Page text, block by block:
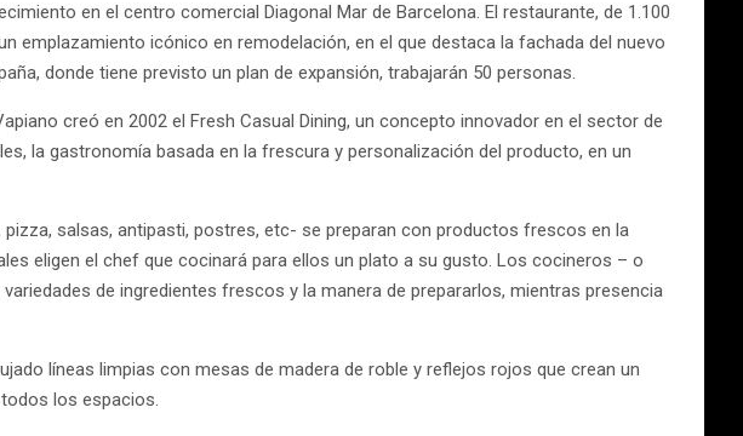
en el centro comercial Diagonal Mar de Barcelona. El restaurante, de 1.100
emplazamiento icónico en remodelación, en el que destaca la fachada del nuevo
donde tiene previsto un plan de expansión, trabajarán 50 personas.
creó en 2002 el Fresh Casual Dining, un concepto innovador en el sector de
la gastronomía basada en la frescura y personalización del producto, en un
salsas, antipasti, postres, etc- se preparan con productos frescos en la
eligen el chef que cocinará para ellos un plato a su gusto. Los cocineros – o
de ingredientes frescos y la manera de prepararlos, mientras presencia
líneas limpias con mesas de madera de roble y reflejos rojos que crean un
los espacios.